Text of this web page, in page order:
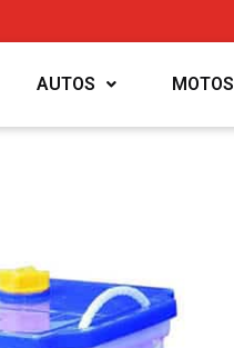
AUTOS MOTOS